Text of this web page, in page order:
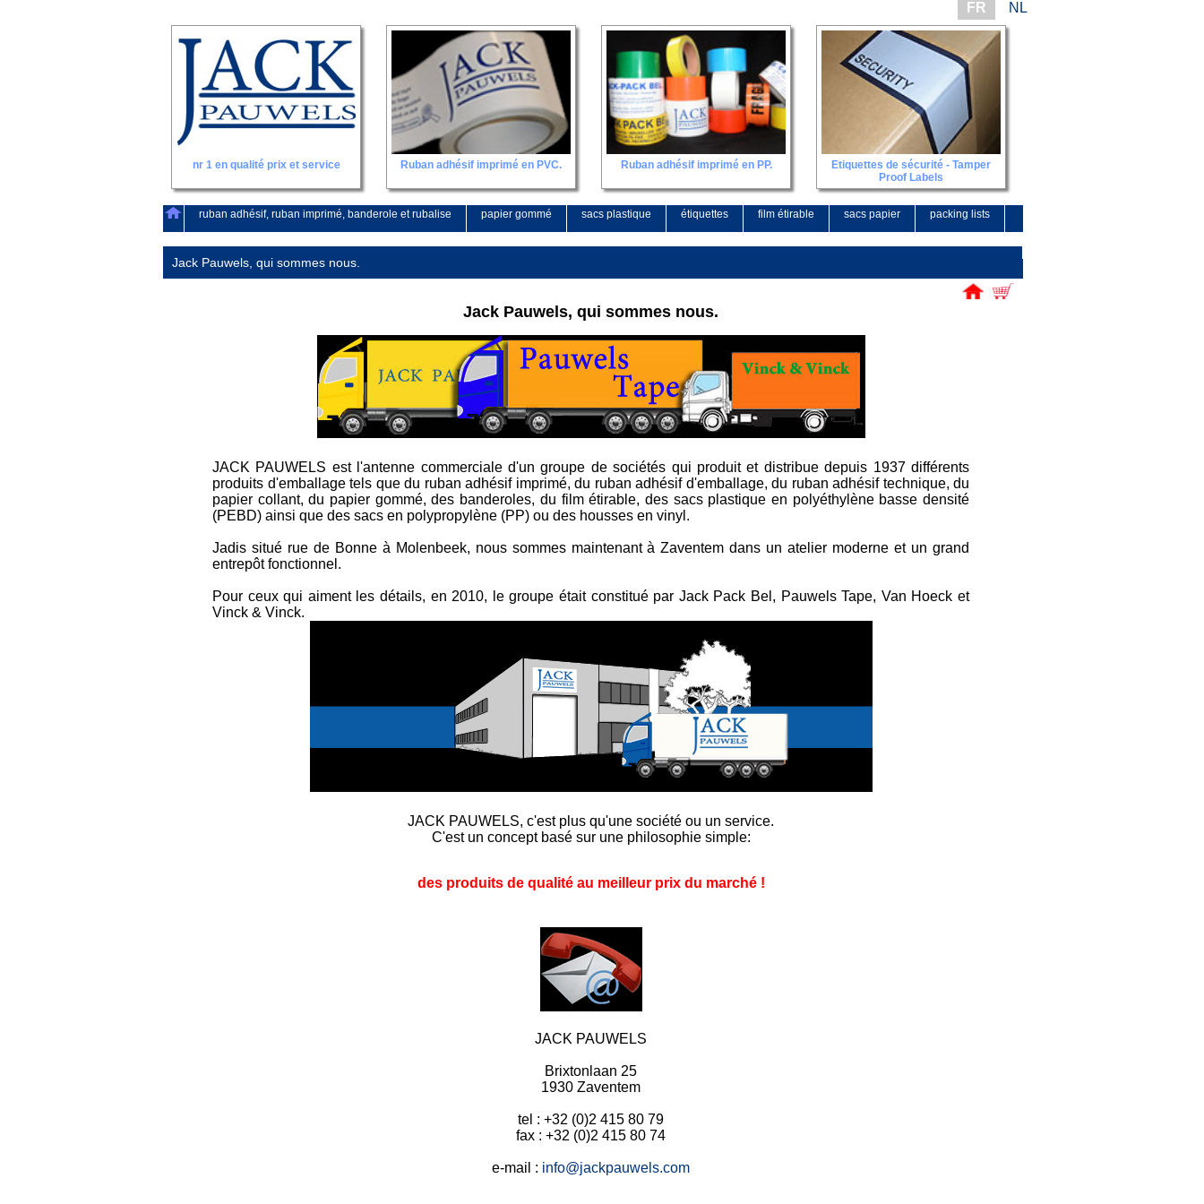
FR NL
nr 1 en qualité prix et service Ruban adhésif imprimé en PVC. Ruban adhésif imprimé en PP.
Etiquettes de sécurité - Tamper
Proof Labels
ruban adhésif, ruban imprimé, banderole et rubalise papier gommé sacs plastique étiquettes film étirable sacs papier packing lists
Jack Pauwels, qui sommes nous.
Jack Pauwels, qui sommes nous.
JACK PAUWELS est l'antenne commerciale d'un groupe de sociétés qui produit et distribue depuis 1937 différents
produits d'emballage tels que du ruban adhésif imprimé, du ruban adhésif d'emballage, du ruban adhésif technique, du
papier collant, du papier gommé, des banderoles, du film étirable, des sacs plastique en polyéthylène basse densité
(PEBD) ainsi que des sacs en polypropylène (PP) ou des housses en vinyl.
Jadis situé rue de Bonne à Molenbeek, nous sommes maintenant à Zaventem dans un atelier moderne et un grand
entrepôt fonctionnel.
Pour ceux qui aiment les détails, en 2010, le groupe était constitué par Jack Pack Bel, Pauwels Tape, Van Hoeck et
Vinck & Vinck.
JACK PAUWELS, c'est plus qu'une société ou un service.
C'est un concept basé sur une philosophie simple:
des produits de qualité au meilleur prix du marché !
JACK PAUWELS
Brixtonlaan 25
1930 Zaventem
tel : +32 (0)2 415 80 79
fax : +32 (0)2 415 80 74
e-mail : info@jackpauwels.com